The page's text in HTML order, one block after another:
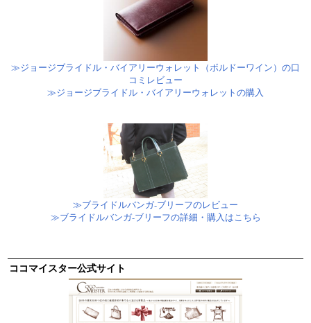
≫ジョージブライドル・バイアリーウォレット（ボルドーワイン）の口
コミレビュー
≫ジョージブライドル・バイアリーウォレットの購入
≫ブライドルバンガ-ブリーフのレビュー
≫ブライドルバンガ-ブリーフの詳細・購入はこちら
ココマイスター公式サイト